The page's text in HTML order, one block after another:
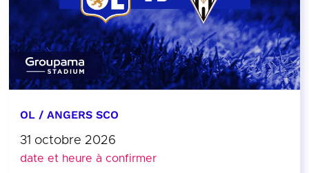
OL / ANGERS SCO
31 octobre 2026
date et heure à confirmer